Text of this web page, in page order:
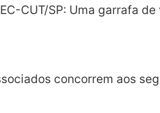
CUT/SP: Uma garrafa
concorrem aos